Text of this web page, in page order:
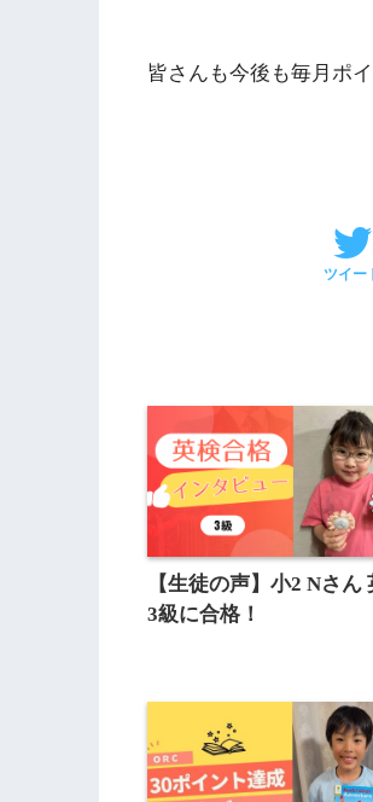
皆さんも今後も毎月ポ
ツイー
【生徒の声】小2 Nさん
3級に合格！